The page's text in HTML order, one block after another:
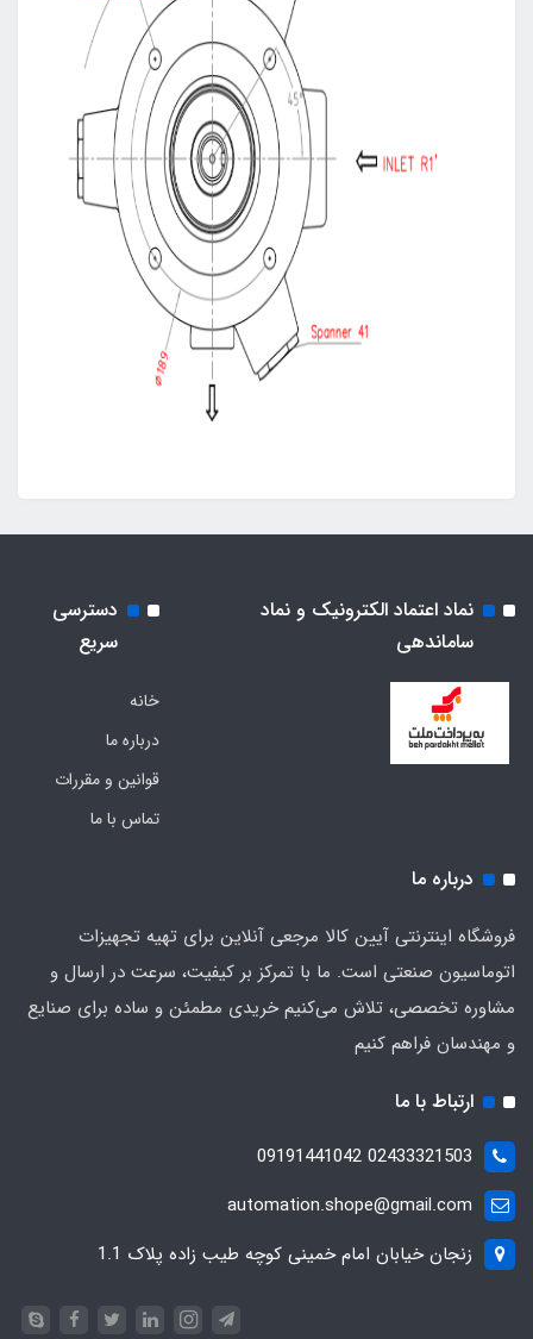
نماد اعتماد الکترونیک و نماد
ساماندهی
دسترسی
سریع
خانه
درباره ما
قوانین و مقررات
تماس با ما
درباره ما
فروشگاه اینترنتی آیین کالا مرجعی آنلاین برای تهیه تجهیزات
اتوماسیون صنعتی است. ما با تمرکز بر کیفیت، سرعت در ارسال و
مشاوره تخصصی، تلاش می‌کنیم خریدی مطمئن و ساده برای صنایع
و مهندسان فراهم کنیم
ارتباط با ما
02433321503 09191441042
automation.shope@gmail.com
زنجان خیابان امام خمینی کوچه طیب زاده پلاک 1.1